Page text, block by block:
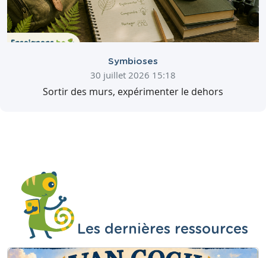
Symbioses
30 juillet 2026 15:18
Sortir des murs, expérimenter le dehors
Les dernières ressources